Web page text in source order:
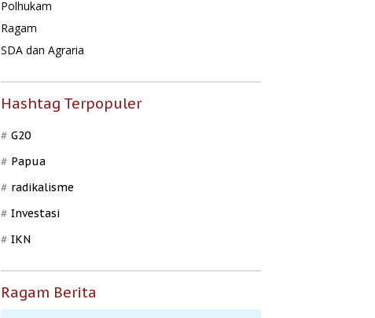
Polhukam
Ragam
SDA dan Agraria
Hashtag Terpopuler
G20
Papua
radikalisme
Investasi
IKN
Ragam Berita